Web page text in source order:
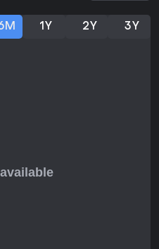
użytkowników na IMDb
styl artystyczny,
jest bezwzględny. Ogółem,
1Y 2Y 3Y